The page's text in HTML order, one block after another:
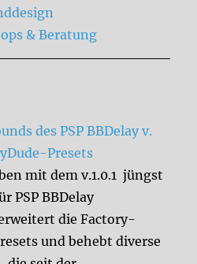
& Beratung
des PSP BBDelay v.
Presets
mit dem v.1.0.1 jüngst
PSP BBDelay
die Factory-
und behebt diverse